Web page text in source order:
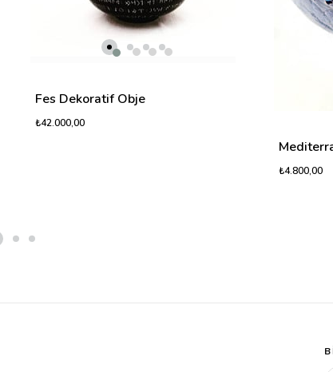
Fes Dekoratif Obje
₺42.000,00
₺4.800,00